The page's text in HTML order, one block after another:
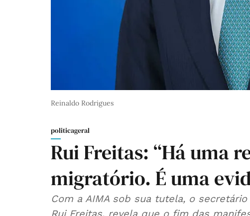
Reinaldo Rodrigues
politicageral
Rui Freitas: “Há uma
migratório. É uma
Com a AIMA sob sua tutela, o